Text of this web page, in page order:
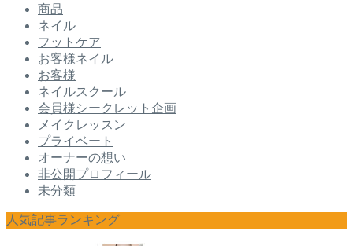
商品
ネイル
フットケア
お客様ネイル
お客様
ネイルスクール
会員様シークレット企画
メイクレッスン
プライベート
オーナーの想い
非公開プロフィール
未分類
人気記事ランキング